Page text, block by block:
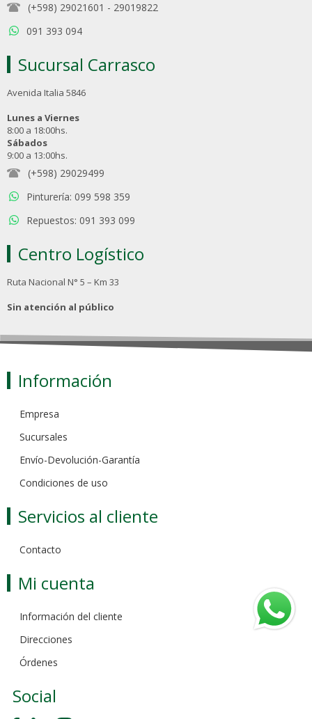
(+598) 29021601 - 29019822
091 393 094
Sucursal Carrasco
Avenida Italia 5846
Lunes a Viernes
8:00 a 18:00hs.
Sábados
9:00 a 13:00hs.
(+598) 29029499
Pinturería: 099 598 359
Repuestos: 091 393 099
Centro Logístico
Ruta Nacional N° 5 – Km 33
Sin atención al público
Información
Empresa
Sucursales
Envío-Devolución-Garantía
Condiciones de uso
Servicios al cliente
Contacto
Mi cuenta
Información del cliente
Direcciones
Órdenes
Social